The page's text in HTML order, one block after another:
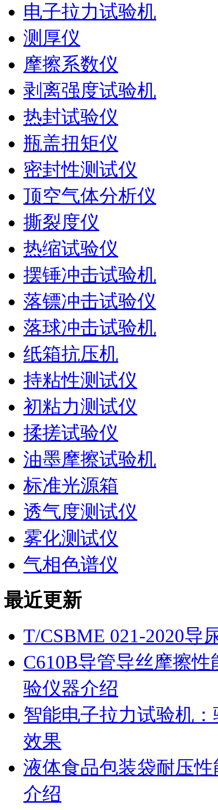
电子拉力试验机
测厚仪
摩擦系数仪
剥离强度试验机
热封试验仪
瓶盖扭矩仪
密封性测试仪
顶空气体分析仪
撕裂度仪
热缩试验仪
摆锤冲击试验机
落镖冲击试验仪
落球冲击试验机
纸箱抗压机
持粘性测试仪
初粘力测试仪
揉搓试验仪
油墨摩擦试验机
标准光源箱
透气度测试仪
雾化测试仪
气相色谱仪
最近更新
T/CSBME 021-2020导
C610B导管导丝摩擦
验仪器介绍
智能电子拉力试验机
效果
液体食品包装袋耐压
介绍